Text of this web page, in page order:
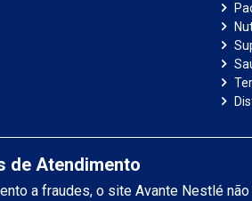
de Atendimento
a fraudes, o site Avante Nestlé